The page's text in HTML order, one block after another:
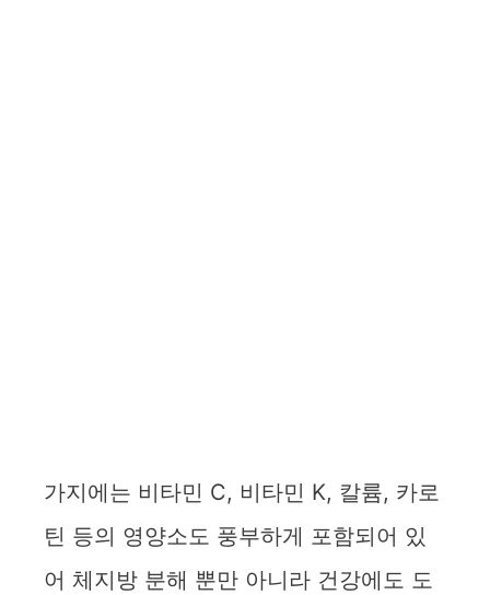
가지에는 비타민 C, 비타민 K, 칼륨, 카로
틴 등의 영양소도 풍부하게 포함되어 있
어 체지방 분해 뿐만 아니라 건강에도 도